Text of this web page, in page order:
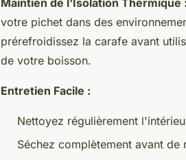
votre pichet dans des
prérefroidissez la carafe avant
de votre boisson.
Entretien Facile :
Nettoyez régulièrement
Séchez complètement avant